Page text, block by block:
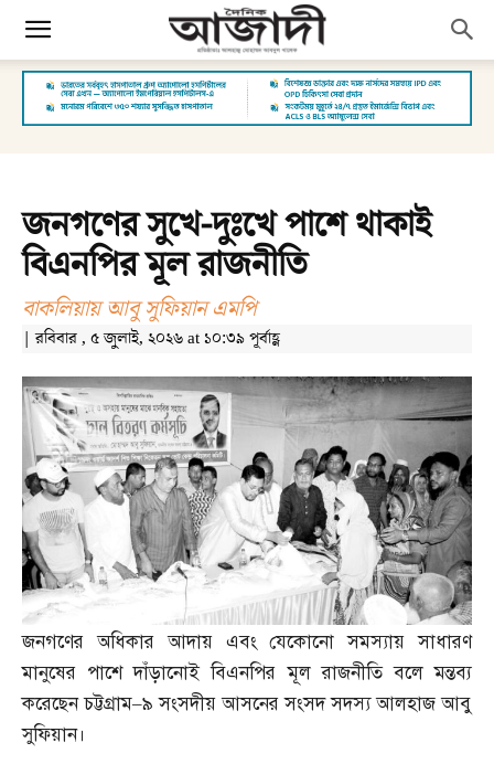
জনগণের সুখে-দুঃখে পাশে থাকাই
বিএনপির মূল রাজনীতি
বাকলিয়ায় আবু সুফিয়ান এমপি
| রবিবার , ৫ জুলাই, ২০২৬ at ১০:৩৯ পূর্বাহ্ণ
জনগণের অধিকার আদায় এবং যেকোনো সমস্যায় সাধারণ
মানুষের পাশে দাঁড়ানোই বিএনপির মূল রাজনীতি বলে মন্তব্য
করেছেন চট্টগ্রাম–৯ সংসদীয় আসনের সংসদ সদস্য আলহাজ আবু
সুফিয়ান।